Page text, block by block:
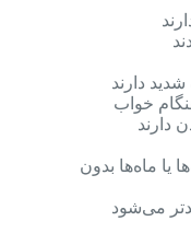
دارند
خواب
دارند
یا ماه‌ها بدون
می‌شود